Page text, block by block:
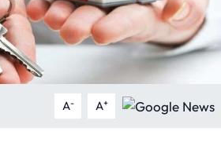
A- A+